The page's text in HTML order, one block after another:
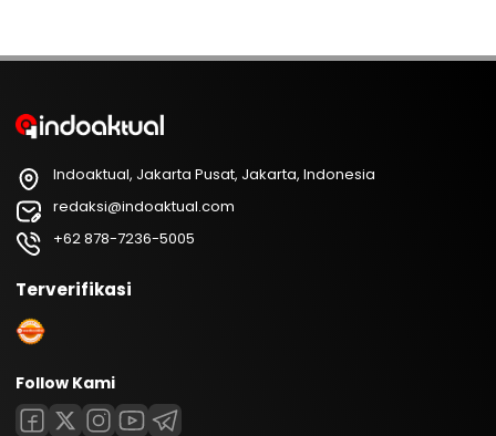
Indoaktual, Jakarta Pusat, Jakarta, Indonesia
redaksi@indoaktual.com
+62 878-7236-5005
Terverifikasi
Follow Kami